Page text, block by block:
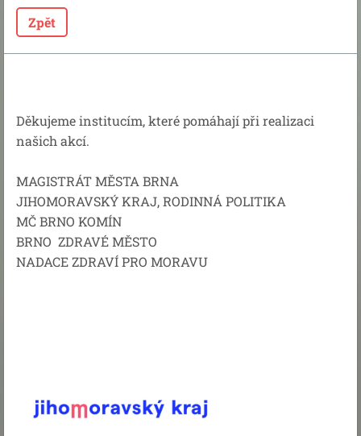
Zpět
Děkujeme institucím, které pomáhají při realizaci
našich akcí.
MAGISTRÁT MĚSTA BRNA
JIHOMORAVSKÝ KRAJ, RODINNÁ POLITIKA
MČ BRNO KOMÍN
BRNO ZDRAVÉ MĚSTO
NADACE ZDRAVÍ PRO MORAVU